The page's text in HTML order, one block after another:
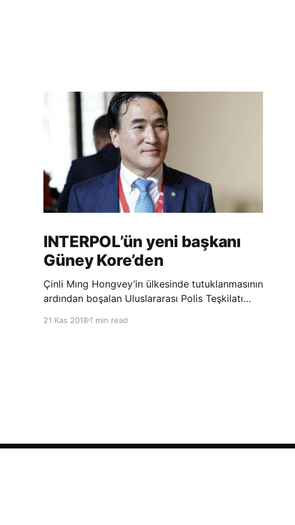
INTERPOL’ün yeni başkanı
Güney Kore’den
Çinli Mıng Hongvey’in ülkesinde tutuklanmasının
ardından boşalan Uluslararası Polis Teşkilatı
Jong Yang seçildi. INTERPOL Genel Kurulu’nun
21 Kas 2018 1 min read